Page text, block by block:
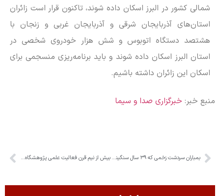
شمالی کشور در البرز اسکان داده شوند، تاکنون قرار است زائران
استان‌های آذربایجان شرقی و آذربایجان غربی و زنجان با
هشتصد دستگاه اتوبوس و شش هزار خودروی شخصی در
استان البرز اسکان داده شوند و باید برنامه‌ریزی منسجمی برای
اسکان این زائران داشته باشیم.
منبع خبر: خبرگزاری صدا و سیما
بمباران سردشت زخمی که ۳۹ سال سنگینی می‌کند بیش از نیم قرن فعالیت علمی پژوهشگاه مواد و انرژی در کرج